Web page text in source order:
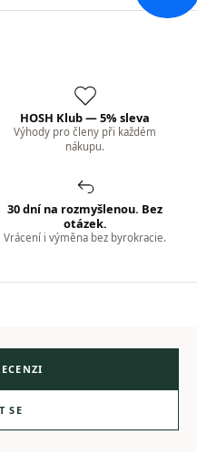
HOSH Klub — 5% sleva
Výhody pro členy při každém
nákupu.
30 dní na rozmyšlenou. Bez
otázek.
Vrácení i výměna bez byrokracie.
SE